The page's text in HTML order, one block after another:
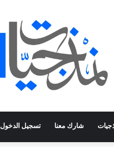
شارك معنا تسجيل الدخول